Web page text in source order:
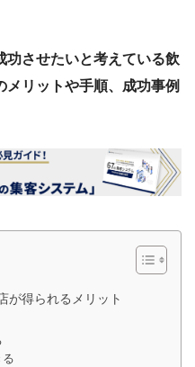
功させたいと考えている飲
リットや手順、成功事例
が得られるメリット